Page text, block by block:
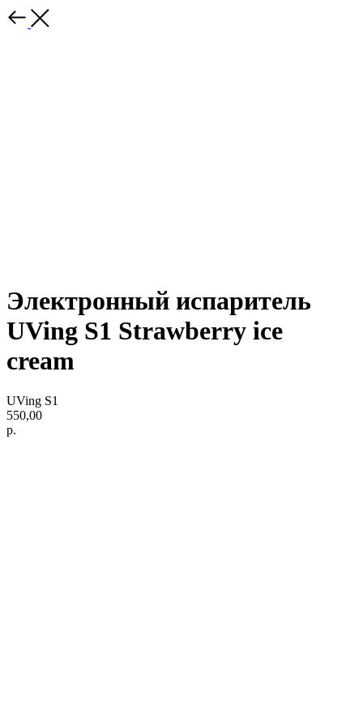
Электронный испаритель
UVing S1 Strawberry ice
cream
UVing S1
550,00
р.